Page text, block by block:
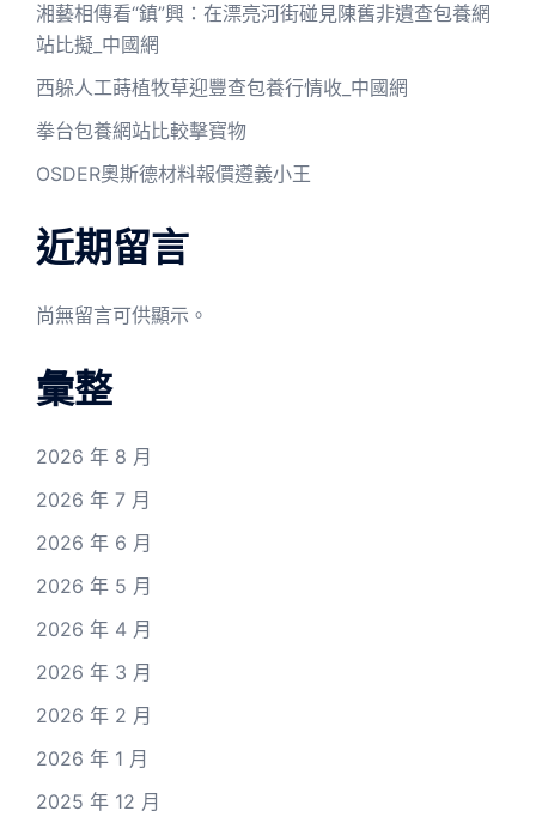
湘藝相傳看“鎮”興：在漂亮河街碰見陳舊非遺查包養網
站比擬_中國網
西躲人工蒔植牧草迎豐查包養行情收_中國網
拳台包養網站比較擊寶物
OSDER奧斯德材料報價遵義小王
近期留言
尚無留言可供顯示。
彙整
2026 年 8 月
2026 年 7 月
2026 年 6 月
2026 年 5 月
2026 年 4 月
2026 年 3 月
2026 年 2 月
2026 年 1 月
2025 年 12 月